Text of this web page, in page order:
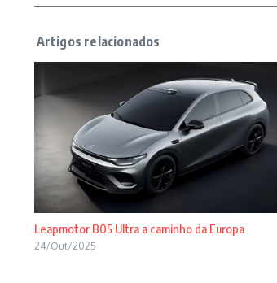
Leapmotor B05 Ultra a caminho da Europa
24/Out/2025